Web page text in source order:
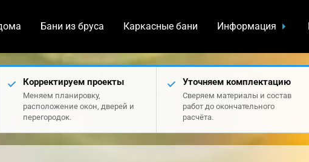
Бани из бруса Каркасные бани Информация
Корректируем проекты
Меняем планировку,
расположение окон, дверей и
перегородок.
Уточняем комплектацию
Сверяем материалы и состав
работ до окончательного
расчёта.